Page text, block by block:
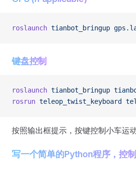
roslaunch tianbot_bringup
键盘控制
roslaunch tianbot_bringup
rosrun teleop_twist_keyboard
写一个简单的Python程序，控